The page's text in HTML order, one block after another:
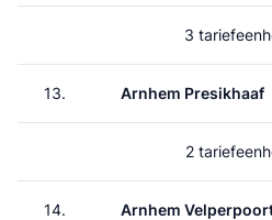
3
13. Arnhem Presikhaaf
2
14. Arnhem